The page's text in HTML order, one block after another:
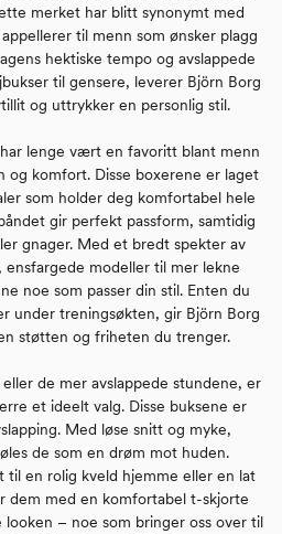
merket har blitt synonymt med
til menn som ønsker plagg
hektiske tempo og avslappede
til gensere, leverer Björn Borg
og uttrykker en personlig stil.
lenge vært en favoritt blant menn
og komfort. Disse boxerene er laget
som holder deg komfortabel hele
gir perfekt passform, samtidig
gnager. Med et bredt spekter av
ensfargede modeller til mer lekne
noe som passer din stil. Enten du
under treningsøkten, gir Björn Borg
støtten og friheten du trenger.
de mer avslappede stundene, er
et ideelt valg. Disse buksene er
Med løse snitt og myke,
de som en drøm mot huden.
til en rolig kveld hjemme eller en lat
dem med en komfortabel t-skjorte
– noe som bringer oss over til